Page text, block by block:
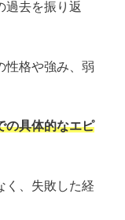
過去を振り返
性格や強み、弱
の具体的なエピ
く、失敗した経